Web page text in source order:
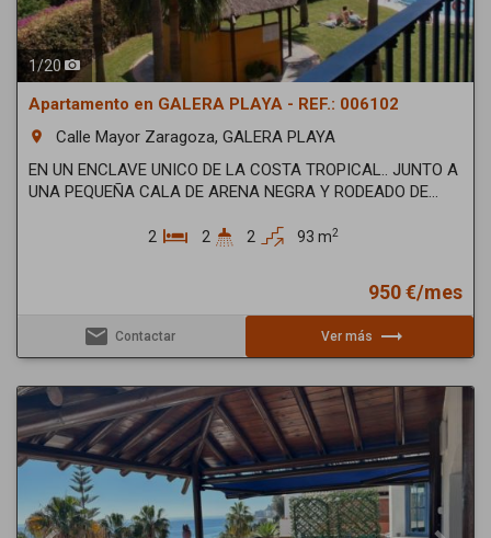
1/20
Apartamento en GALERA PLAYA - REF.: 006102
room
Calle Mayor Zaragoza, GALERA PLAYA
EN UN ENCLAVE UNICO DE LA COSTA TROPICAL.. JUNTO A
UNA PEQUEÑA CALA DE ARENA NEGRA Y RODEADO DE...
2 2 2 93 m2
950 €/mes
email Contactar Ver más trending_flat
Previous Next